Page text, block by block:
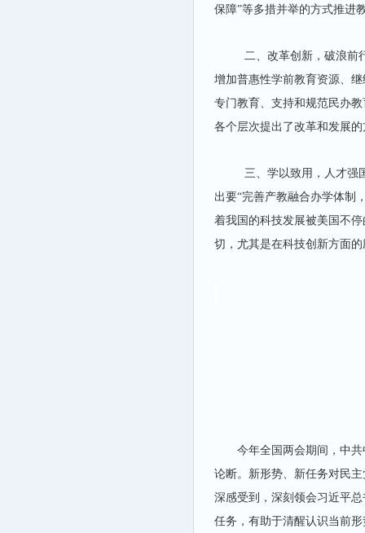
保障”等多措并举的方式推进
二、 改革创新，破浪前
增加普惠性学前教育资源、
专门教育、支持和规范民办
各个层次提出了改革和发展
三、 学以致用，人才强
出要“完善产教融合办学体制
着我国的科技发展被美国不
切，尤其是在科技创新方面
今年全国两会期间，中
论断。新形势、新任务对民
深感受到，深刻领会习近平
任务，有助于清醒认识当前